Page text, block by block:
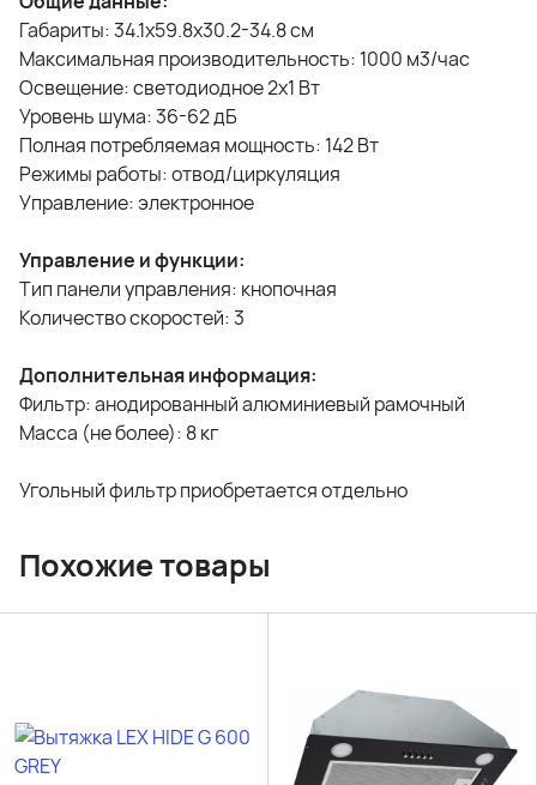
Габариты: 34.1x59.8x30.2-34.8 см
Максимальная производительность: 1000 м3/час
Освещение: светодиодное 2x1 Вт
Уровень шума: 36-62 дБ
Полная потребляемая мощность: 142 Вт
Режимы работы: отвод/циркуляция
Управление: электронное
Управление и функции:
Тип панели управления: кнопочная
Количество скоростей: 3
Дополнительная информация:
Фильтр: анодированный алюминиевый рамочный
Масса (не более): 8 кг
Угольный фильтр приобретается отдельно
Похожие товары